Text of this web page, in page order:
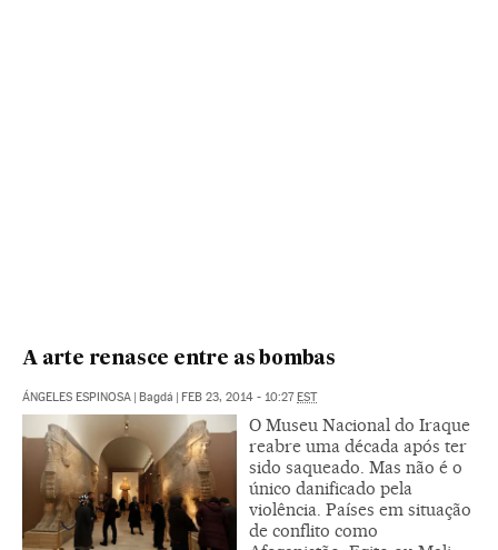
A arte renasce entre as bombas
ÁNGELES ESPINOSA | Bagdá | FEB 23, 2014 - 10:27EST
O Museu Nacional do Iraque
reabre uma década após ter
sido saqueado. Mas não é o
único danificado pela
violência. Países em situação
de conflito como